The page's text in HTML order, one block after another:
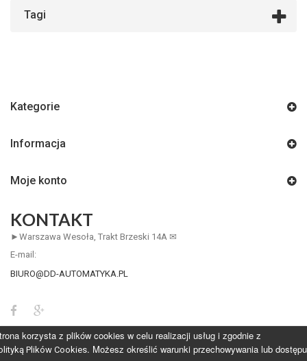
Tagi
Kategorie
Informacja
Moje konto
KONTAKT
►Warszawa Wesoła, Trakt Brzeski 14A ✉
E-mail:
BIURO@DD-AUTOMATYKA.PL
korzysta z plików cookies w celu realizacji usług i zgodnie z
Plików Cookies. Możesz określić warunki przechowywania lub dostępu